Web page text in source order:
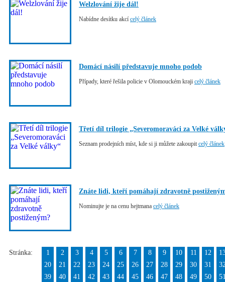
Welzlování žije dál!
Nabídne desítku akcí celý článek
Domácí násilí představuje mnoho podob
Případy, které řešila policie v Olomouckém kraji celý článek
Třetí díl trilogie „Severomoraváci za Velké
Seznam prodejních míst, kde si ji můžete zakoupit celý článek
Znáte lidi, kteří pomáhají zdravotně
Nominujte je na cenu hejtmana celý článek
Stránka: 1 2 3 4 5 6 7 8 9 10 11 12
20
21 22 23 24 25 26 27 28 29 30 31
39
40 41 42 43 44 45 46 47 48 49 50